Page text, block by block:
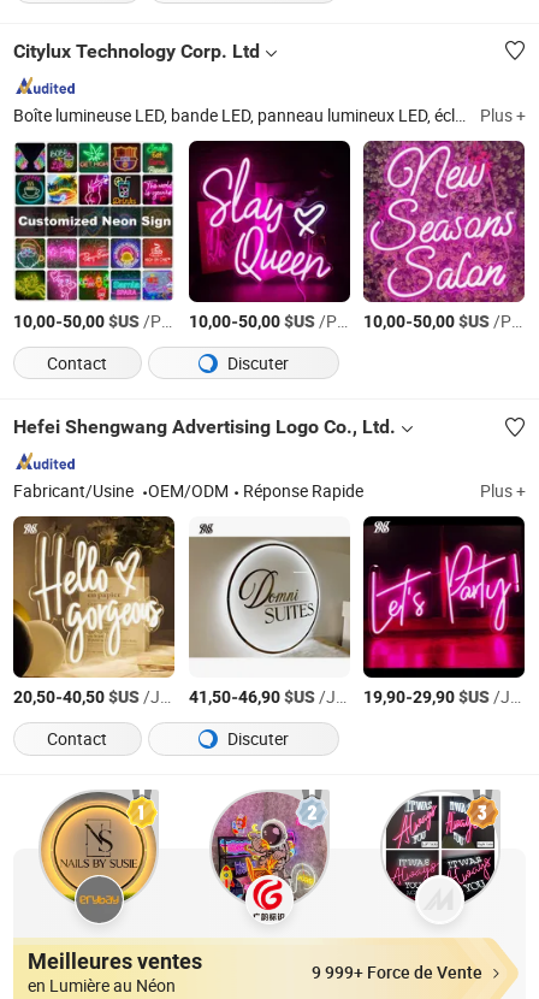
Citylux Technology Corp. Ltd
Boîte lumineuse LED, bande LED, panneau lumineux LED, éclairage de étagère LED, lumière néon LED, enseigne néon LED, lumière de congélateur LED, bande flexible LED, bande COB LED, produit sur mesure pour affichage Plus +
10,00-50,00$US/Pièce 10,00-50,00$US/Pièce 10,00-50,00$US/Pièce
Contact
Discuter
Hefei Shengwang Advertising Logo Co., Ltd.
Fabricant/Usine OEM/ODM Réponse Rapide Plus +
20,50-40,50$US/Jeu 41,50-46,90$US/Jeu 19,90-29,90$US/Jeu
Contact
Discuter
Meilleures ventes
en Lumière au Néon
9 999+ Force de Vente